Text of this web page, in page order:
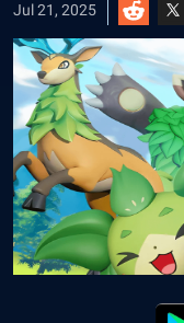
Jul 21, 2025